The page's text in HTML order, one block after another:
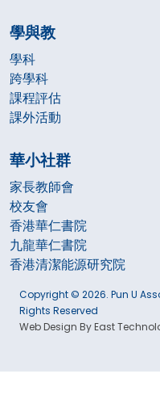
學與教
學科
跨學科
課程評估
課外活動
華小社群
家長教師會
校友會
香港華仁書院
九龍華仁書院
香港清潔能源研究院
Copyright © 2026. Pun U
Rights Reserved
Web Design By East